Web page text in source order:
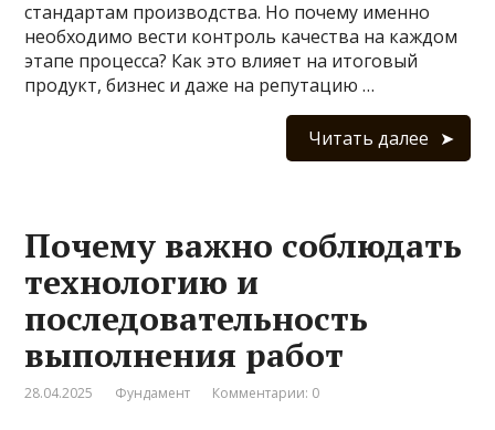
стандартам производства. Но почему именно
необходимо вести контроль качества на каждом
этапе процесса? Как это влияет на итоговый
продукт, бизнес и даже на репутацию …
Читать далее
Почему важно соблюдать
технологию и
последовательность
выполнения работ
28.04.2025 Фундамент Комментарии: 0